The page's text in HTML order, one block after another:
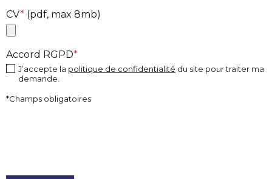
CV* (pdf, max 8mb)
Accord RGPD*
J’accepte la politique de confidentialité du site pour traiter ma
demande.
*Champs obligatoires